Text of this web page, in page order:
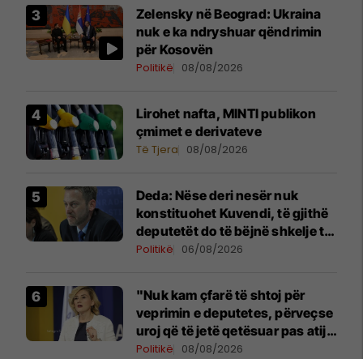
Zelensky në Beograd: Ukraina
nuk e ka ndryshuar qëndrimin
për Kosovën
Politikë 08/08/2026
Lirohet nafta, MINTI publikon
çmimet e derivateve
Të Tjera 08/08/2026
Deda: Nëse deri nesër nuk
konstituohet Kuvendi, të gjithë
deputetët do të bëjnë shkelje të
rëndë kushtetuese
Politikë 06/08/2026
"Nuk kam çfarë të shtoj për
veprimin e deputetes, përveçse
uroj që të jetë qetësuar pas atij
momenti", reagon Kusari-Lila
Politikë 08/08/2026